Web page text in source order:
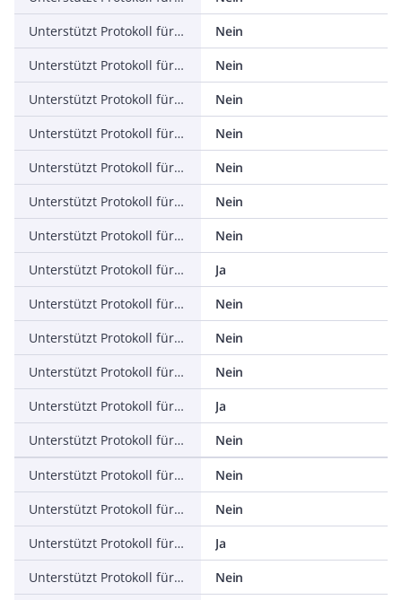
Unterstützt Protokoll für ASI
Nein
Unterstützt Protokoll für KNX
Nein
Unterstützt Protokoll für Modbus
Nein
Unterstützt Protokoll für Data-Highway
Nein
Unterstützt Protokoll für DeviceNet
Nein
Unterstützt Protokoll für SUCONET
Nein
Unterstützt Protokoll für LON
Nein
Unterstützt Protokoll für PROFINET IO
Ja
Unterstützt Protokoll für PROFINET CBA
Nein
Unterstützt Protokoll für SERCOS
Nein
Unterstützt Protokoll für Foundation Fieldbus
Nein
Unterstützt Protokoll für EtherNet/IP
Ja
Unterstützt Protokoll für AS-Interface Safety at Work
Nein
Unterstützt Protokoll für DeviceNet Safety
Nein
Unterstützt Protokoll für INTERBUS-Safety
Nein
Unterstützt Protokoll für PROFIsafe
Ja
Unterstützt Protokoll für SafetyBUS p
Nein